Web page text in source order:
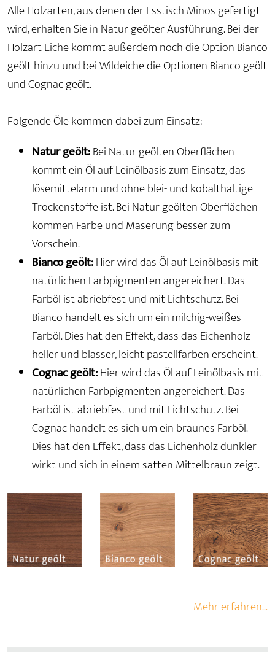
Alle Holzarten, aus denen der Esstisch Minos gefertigt
wird, erhalten Sie in Natur geölter Ausführung. Bei der
Holzart Eiche kommt außerdem noch die Option Bianco
geölt hinzu und bei Wildeiche die Optionen Bianco geölt
und Cognac geölt.
Folgende Öle kommen dabei zum Einsatz:
Natur geölt:Bei Natur-geölten Oberflächen
kommt ein Öl auf Leinölbasis zum Einsatz, das
lösemittelarm und ohne blei- und kobalthaltige
Trockenstoffe ist. Bei Natur geölten Oberflächen
kommen Farbe und Maserung besser zum
Vorschein.
Bianco geölt:Hier wird das Öl auf Leinölbasis mit
natürlichen Farbpigmenten angereichert. Das
Farböl ist abriebfest und mit Lichtschutz. Bei
Bianco handelt es sich um ein milchig-weißes
Farböl. Dies hat den Effekt, dass das Eichenholz
heller und blasser, leicht pastellfarben erscheint.
Cognac geölt:Hier wird das Öl auf Leinölbasis mit
natürlichen Farbpigmenten angereichert. Das
Farböl ist abriebfest und mit Lichtschutz. Bei
Cognac handelt es sich um ein braunes Farböl.
Dies hat den Effekt, dass das Eichenholz dunkler
wirkt und sich in einem satten Mittelbraun zeigt.
Mehr erfahren...